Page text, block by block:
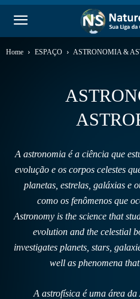
Home ESPAÇO ASTRONOMIA &
A astronomia é a ciência que
evolução e os corpos celestes
planetas, estrelas, galáxias e
como os fenômenos que
Astronomy is the science that
evolution and the celestial
investigates planets, stars,
well as phenomena
A astrofísica é uma área